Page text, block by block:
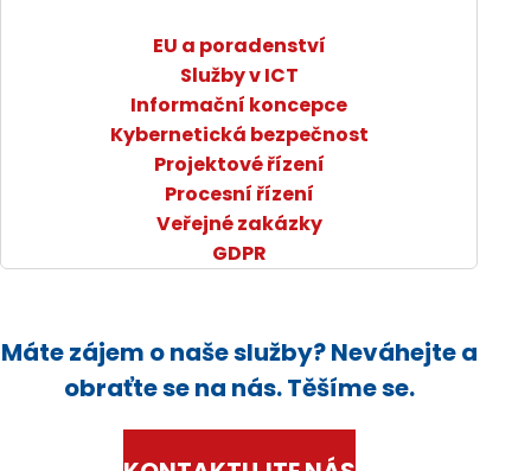
EU a poradenství
Služby v ICT
Informační koncepce
Kybernetická bezpečnost
Projektové řízení
Procesní řízení
Veřejné zakázky
GDPR
Máte zájem o naše služby? Neváhejte a
obraťte se na nás. Těšíme se.